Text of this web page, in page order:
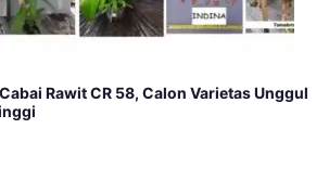
Rawit CR 58, Calon Varietas Unggul